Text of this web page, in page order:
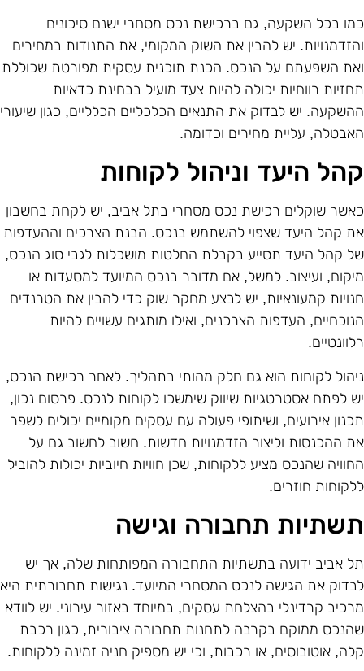
בכל השקעה, גם ברכישת נכס מסחרי ישנם סיכונים
יש להבין את השוק המקומי, את התנודות במחירים
השפעתם על הנכס. הכנת תוכנית עסקית מפורטת שכוללת
רווחיות יכולה להיות צעד מועיל בבחינת כדאיות
יש לבדוק את התנאים הכלכליים הכלליים, כגון שיעורי
עליית מחירים וכדומה.
היעד וניהול לקוחות
שוקלים רכישת נכס מסחרי בתל אביב, יש לקחת בחשבון
קהל היעד שצפוי להשתמש בנכס. הבנת הצרכים וההעדפות
קהל היעד תסייע בקבלת החלטות מושכלות לגבי סוג הנכס,
ועיצוב. למשל, אם מדובר בנכס המיועד למסעדות או
קמעונאיות, יש לבצע מחקר שוק כדי להבין את הטרנדים
העדפות הצרכנים, ואילו מותגים עשויים להיות
לקוחות הוא גם חלק מהותי בתהליך. לאחר רכישת הנכס,
לפתח אסטרטגיות שיווק שימשכו לקוחות לנכס. פרסום נכון,
אירועים, ושיתופי פעולה עם עסקים מקומיים יכולים לשפר
ההכנסות וליצור הזדמנויות חדשות. חשוב לחשוב גם על
שהנכס מציע ללקוחות, שכן חוויות חיוביות יכולות להוביל
חוזרים.
תחבורה וגישה
אביב ידועה בתשתיות התחבורה המפותחות שלה, אך יש
את הגישה לנכס המסחרי המיועד. נגישות תחבורתית היא
קרדינלי בהצלחת עסקים, במיוחד באזור עירוני. יש לוודא
ממוקם בקרבה לתחנות תחבורה ציבורית, כגון רכבת
אוטובוסים, או רכבות, וכי יש מספיק חניה זמינה ללקוחות.